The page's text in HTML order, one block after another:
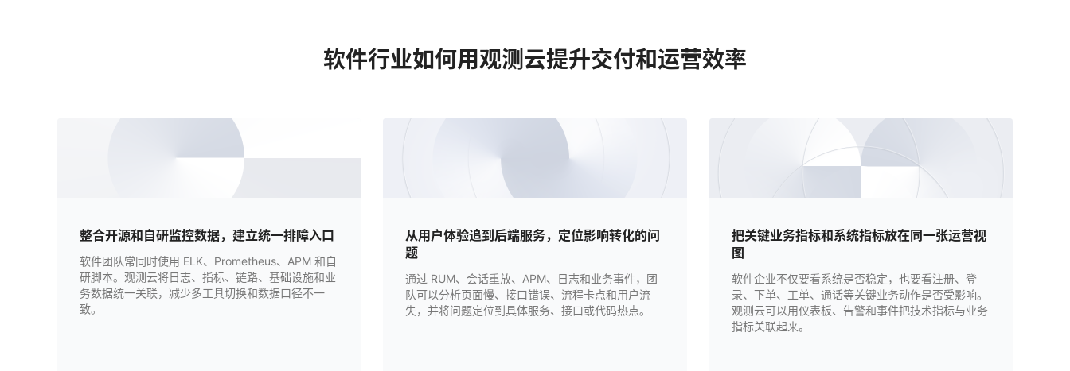
软件行业如何用观测云提升交付和运营效率
整合开源和自研监控数据，建立统一排障入口
软件团队常同时使用 ELK、Prometheus、APM 和自
研脚本。观测云将日志、指标、链路、基础设施和业
务数据统一关联，减少多工具切换和数据口径不一
致。
从用户体验追到后端服务，定位影响转化的问
题
通过 RUM、会话重放、APM、日志和业务事件，团
队可以分析页面慢、接口错误、流程卡点和用户流
失，并将问题定位到具体服务、接口或代码热点。
把关键业务指标和系统指标放在同一张运营视
图
软件企业不仅要看系统是否稳定，也要看注册、登
录、下单、工单、通话等关键业务动作是否受影响。
观测云可以用仪表板、告警和事件把技术指标与业务
指标关联起来。